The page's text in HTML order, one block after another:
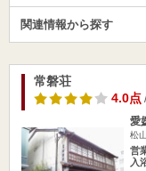
関連情報から探す
常磐荘
4.0点/
愛
松
営
入